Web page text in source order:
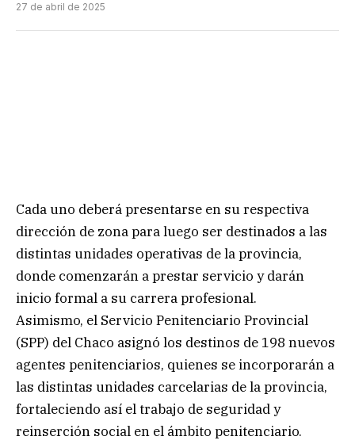
27 de abril de 2025
Cada uno deberá presentarse en su respectiva
dirección de zona para luego ser destinados a las
distintas unidades operativas de la provincia,
donde comenzarán a prestar servicio y darán
inicio formal a su carrera profesional.
Asimismo, el Servicio Penitenciario Provincial
(SPP) del Chaco asignó los destinos de 198 nuevos
agentes penitenciarios, quienes se incorporarán a
las distintas unidades carcelarias de la provincia,
fortaleciendo así el trabajo de seguridad y
reinserción social en el ámbito penitenciario.